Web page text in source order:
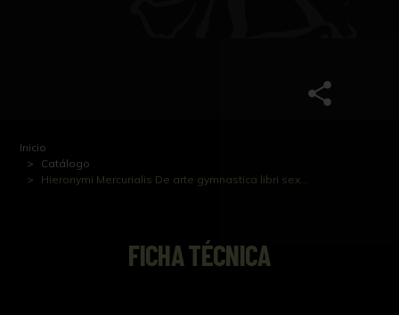
Inicio
Catálogo
Hieronymi Mercurialis De arte gymnastica libri sex...
FICHA TÉCNICA